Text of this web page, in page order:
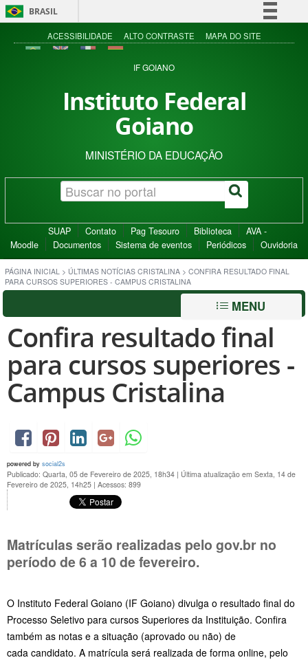
BRASIL
Simplifique!
Acesso à informação
ACESSIBILIDADE ALTO CONTRASTE MAPA DO SITE
IF GOIANO
Instituto Federal
Goiano
MINISTÉRIO DA EDUCAÇÃO
SUAP Contato Pag Tesouro Biblioteca
AVA -
Moodle
Documentos Sistema de eventos Periódicos Ouvidoria
PÁGINA INICIAL > ÚLTIMAS NOTÍCIAS CRISTALINA > CONFIRA RESULTADO FINAL
PARA CURSOS SUPERIORES - CAMPUS CRISTALINA
MENU
Confira resultado final
para cursos superiores -
Campus Cristalina
powered by social2s
Publicado: Quarta, 05 de Fevereiro de 2025, 18h34 | Última atualização em Sexta, 14 de
Fevereiro de 2025, 14h25 | Acessos: 899
Matrículas serão realizadas pelo gov.br no
período de6 a 10 de fevereiro.
O Instituto Federal Goiano (IF Goiano) divulga o resultado final do
Processo Seletivo para cursos Superiores da Instituição. Confira
também as notas e a situação (aprovado ou não) de
cada candidato. A matrícula será realizada de forma online, pelo